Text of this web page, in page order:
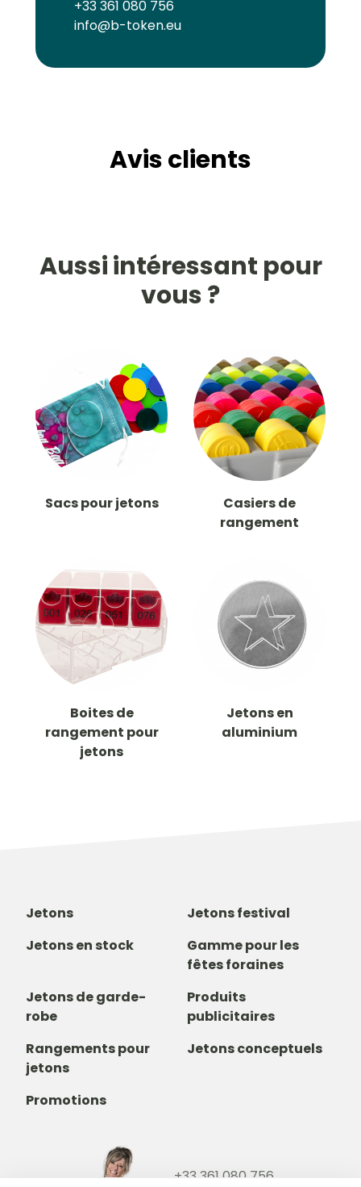
+33 361 080 756
info@b-token.eu
Avis clients
Aussi intéressant pour
vous ?
Sacs pour jetons
Casiers de
rangement
Boites de
rangement pour
jetons
Jetons en
aluminium
Jetons
Jetons festival
Jetons en stock
Gamme pour les
fêtes foraines
Jetons de garde-
robe
Produits
publicitaires
Rangements pour
jetons
Jetons conceptuels
Promotions
+33 361 080 756